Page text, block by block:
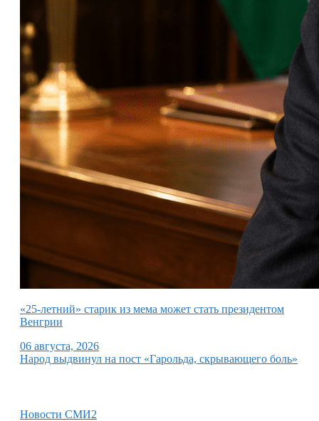
«25-летний» старик из мема может стать президентом
Венгрии
06 августа, 2026
Народ выдвинул на пост «Гарольда, скрывающего боль»
Новости СМИ2